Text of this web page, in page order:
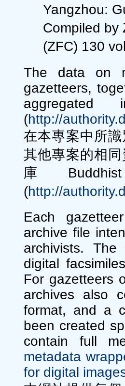
Yangzhou:
Compiled by
(ZFC) 130
The data on
gazetteers,
(http://
在本專案中所
其他專案的相
庫
(http://
Each
archive file
archivists.
digital
For gazetteers
archives also
format, and a
been created
contain full
metadata
for digital